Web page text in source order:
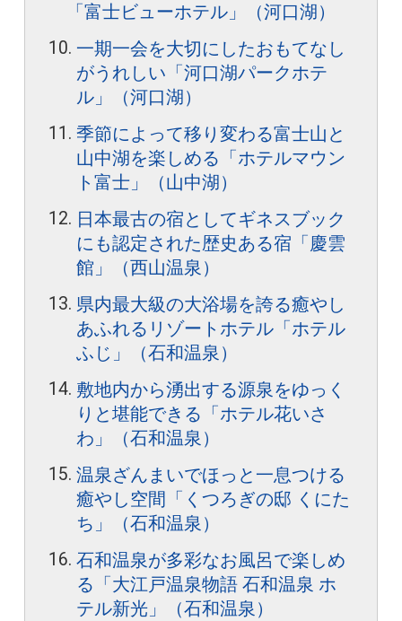
「富士ビューホテル」（河口湖）
一期一会を大切にしたおもてなし
がうれしい「河口湖パークホテ
ル」（河口湖）
季節によって移り変わる富士山と
山中湖を楽しめる「ホテルマウン
ト富士」（山中湖）
日本最古の宿としてギネスブック
にも認定された歴史ある宿「慶雲
館」（西山温泉）
県内最大級の大浴場を誇る癒やし
あふれるリゾートホテル「ホテル
ふじ」（石和温泉）
敷地内から湧出する源泉をゆっく
りと堪能できる「ホテル花いさ
わ」（石和温泉）
温泉ざんまいでほっと一息つける
癒やし空間「くつろぎの邸 くにた
ち」（石和温泉）
石和温泉が多彩なお風呂で楽しめ
る「大江戸温泉物語 石和温泉 ホ
テル新光」（石和温泉）